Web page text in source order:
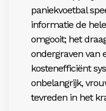
paniekvoetbal
informatie de
omgooit; het
ondergraven van
kostenefficiënt
onbelangrijk,
tevreden in het